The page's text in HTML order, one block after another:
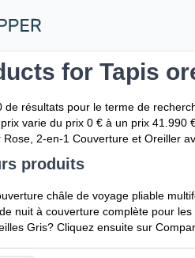
for Tapis
de résultats pour le terme de
varie du prix 0 € à un prix
2-en-1 Couverture et Oreiller
produits
châle de voyage pliable
nuit à couverture complète pour
Gris? Cliquez ensuite sur